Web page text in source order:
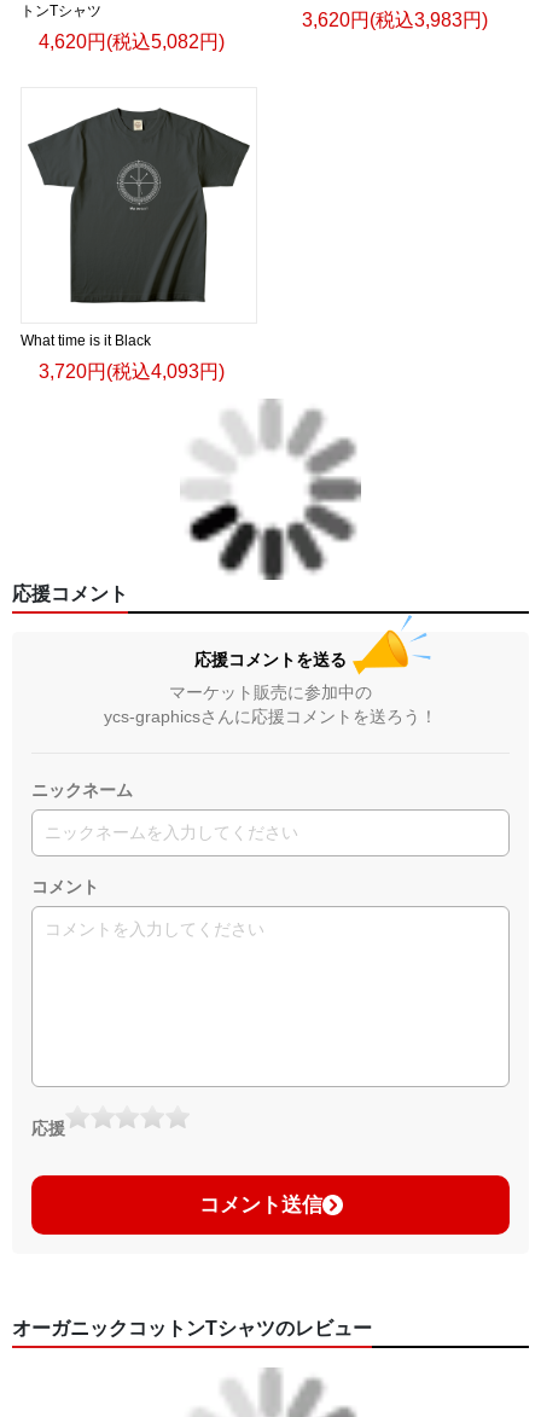
トンTシャツ
4,620円(税込5,082円)
3,620円(税込3,983円)
What time is it Black
3,720円(税込4,093円)
応援コメント
応援コメントを送る
マーケット販売に参加中の
ycs-graphicsさんに応援コメントを送ろう！
ニックネーム
コメント
応援
コメント送信
オーガニックコットンTシャツのレビュー